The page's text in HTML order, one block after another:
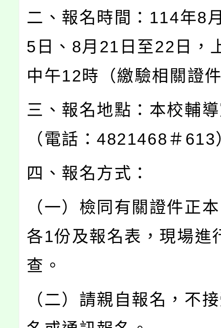
二、報名時間：114年8
5日、8月21日至22日，
中午12時（繳驗相關證
三、報名地點：本校輔
（電話：4821468＃613
四、報名方式：
（一）檢同有關證件正
各1份及報名表，現場進
查。
（二）請親自報名，不